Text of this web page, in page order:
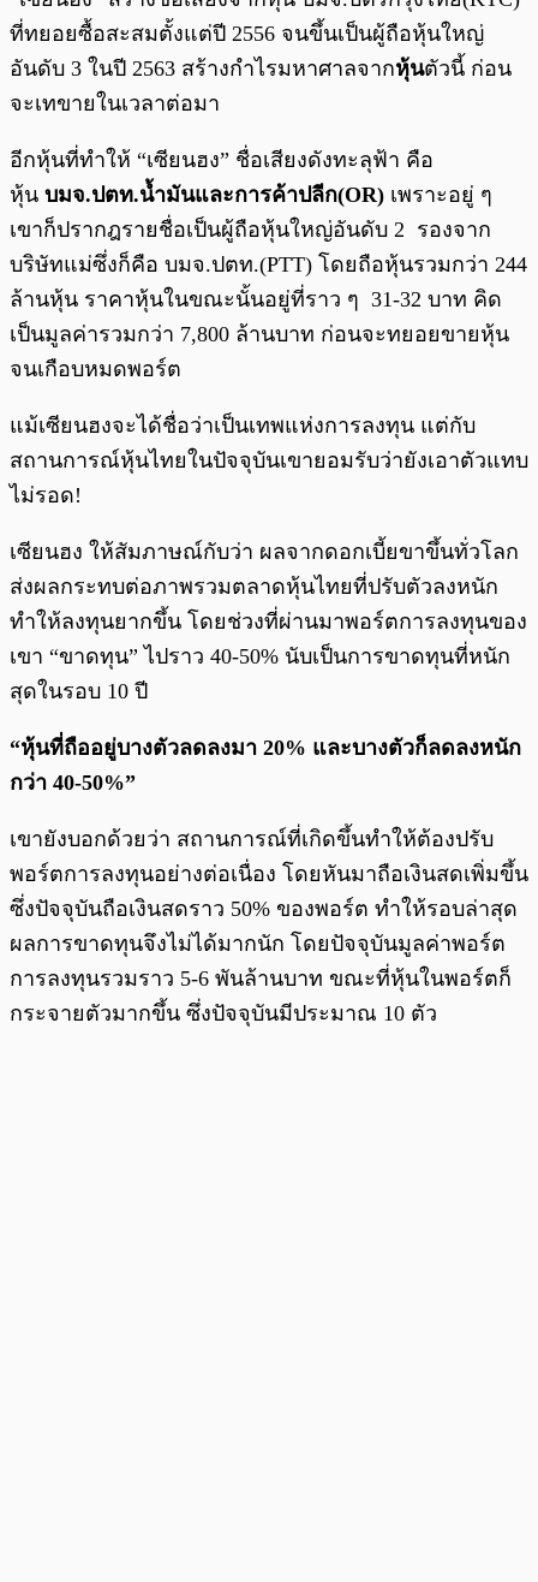
ที่ทยอยซื้อสะสมตั้งแต่ปี 2556 จนขึ้นเป็นผู้ถือหุ้นใหญ่
อันดับ 3 ในปี 2563 สร้างกำไรมหาศาลจากหุ้นตัวนี้ ก่อน
จะเทขายในเวลาต่อมา
อีกหุ้นที่ทำให้ “เซียนฮง” ชื่อเสียงดังทะลุฟ้า คือ
หุ้น บมจ.ปตท.น้ำมันและการค้าปลีก(OR) เพราะอยู่ ๆ
เขาก็ปรากฎรายชื่อเป็นผู้ถือหุ้นใหญ่อันดับ 2 รองจาก
บริษัทแม่ซึ่งก็คือ บมจ.ปตท.(PTT) โดยถือหุ้นรวมกว่า 244
ล้านหุ้น ราคาหุ้นในขณะนั้นอยู่ที่ราว ๆ 31-32 บาท คิด
เป็นมูลค่ารวมกว่า 7,800 ล้านบาท ก่อนจะทยอยขายหุ้น
จนเกือบหมดพอร์ต
แม้เซียนฮงจะได้ชื่อว่าเป็นเทพแห่งการลงทุน แต่กับ
สถานการณ์หุ้นไทยในปัจจุบันเขายอมรับว่ายังเอาตัวแทบ
ไม่รอด!
เซียนฮง ให้สัมภาษณ์กับว่า ผลจากดอกเบี้ยขาขึ้นทั่วโลก
ส่งผลกระทบต่อภาพรวมตลาดหุ้นไทยที่ปรับตัวลงหนัก
ทำให้ลงทุนยากขึ้น โดยช่วงที่ผ่านมาพอร์ตการลงทุนของ
เขา “ขาดทุน” ไปราว 40-50% นับเป็นการขาดทุนที่หนัก
สุดในรอบ 10 ปี
“หุ้นที่ถืออยู่บางตัวลดลงมา 20% และบางตัวก็ลดลงหนัก
กว่า 40-50%”
เขายังบอกด้วยว่า สถานการณ์ที่เกิดขึ้นทำให้ต้องปรับ
พอร์ตการลงทุนอย่างต่อเนื่อง โดยหันมาถือเงินสดเพิ่มขึ้น
ซึ่งปัจจุบันถือเงินสดราว 50% ของพอร์ต ทำให้รอบล่าสุด
ผลการขาดทุนจึงไม่ได้มากนัก โดยปัจจุบันมูลค่าพอร์ต
การลงทุนรวมราว 5-6 พันล้านบาท ขณะที่หุ้นในพอร์ตก็
กระจายตัวมากขึ้น ซึ่งปัจจุบันมีประมาณ 10 ตัว